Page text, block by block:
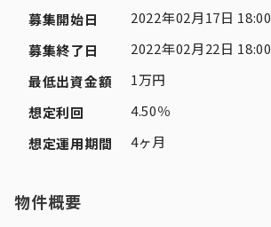
募集開始日
2022年02月17日 18:00
募集終了日
2022年02月22日 18:00
最低出資金額
1万円
想定利回
4.50％
想定運用期間
4ヶ月
物件概要